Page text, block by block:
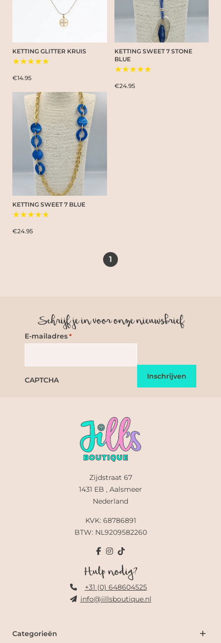
KETTING GLITTER KRUIS
★★★★★
€14.95
KETTING SWEET 7 STONE
BLUE
★★★★★
€24.95
KETTING SWEET 7 BLUE
★★★★★
€24.95
1
Schrijf je in voor onze nieuwsbrief
E-mailadres *
CAPTCHA
Zijdstraat 67
1431 EB , Aalsmeer
Nederland
KVK: 68786891
BTW: NL9209582260
Hulp nodig?
+31 (0) 648604525
info@jillsboutique.nl
Categorieën